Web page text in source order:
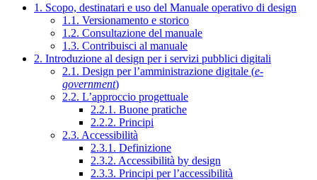
1. Scopo, destinatari e uso del Manuale operativo di design
1.1. Versionamento e storico
1.2. Consultazione del manuale
1.3. Contribuisci al manuale
2. Introduzione al design per i servizi pubblici digitali
2.1. Design per l’amministrazione digitale (e-
government)
2.2. L’approccio progettuale
2.2.1. Buone pratiche
2.2.2. Principi
2.3. Accessibilità
2.3.1. Definizione
2.3.2. Accessibilità by design
2.3.3. Principi per l’accessibilità